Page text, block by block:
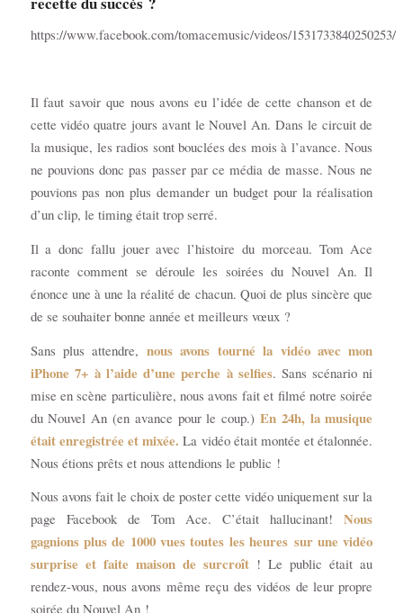
https://www.facebook.com/tomacemusic/videos/1531733840250253/
Il faut savoir que nous avons eu l’idée de cette chanson et de
cette vidéo quatre jours avant le Nouvel An. Dans le circuit de
la musique, les radios sont bouclées des mois à l’avance. Nous
ne pouvions donc pas passer par ce média de masse. Nous ne
pouvions pas non plus demander un budget pour la réalisation
d’un clip, le timing était trop serré.
Il a donc fallu jouer avec l’histoire du morceau. Tom Ace
raconte comment se déroule les soirées du Nouvel An. Il
énonce une à une la réalité de chacun. Quoi de plus sincère que
de se souhaiter bonne année et meilleurs vœux ?
Sans plus attendre, nous avons tourné la vidéo avec mon
iPhone 7+ à l’aide d’une perche à selfies. Sans scénario ni
mise en scène particulière, nous avons fait et filmé notre soirée
du Nouvel An (en avance pour le coup.) En 24h, la musique
était enregistrée et mixée. La vidéo était montée et étalonnée.
Nous étions prêts et nous attendions le public !
Nous avons fait le choix de poster cette vidéo uniquement sur la
page Facebook de Tom Ace. C’était hallucinant!Nous
gagnions plus de 1000 vues toutes les heures sur une vidéo
surprise et faite maison de surcroît ! Le public était au
rendez-vous, nous avons même reçu des vidéos de leur propre
soirée du Nouvel An !